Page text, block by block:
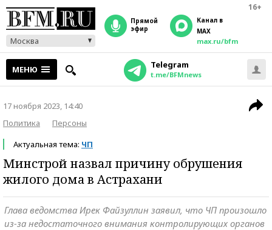
16+
Москва
прямой
эфир
Канал в
MAX
max.ru/bfm
МЕНЮ Telegram
t.me/BFMnews
17 ноября 2023, 14:40
Политика
Персоны
Актуальная тема: ЧП
Минстрой назвал причину обрушения
жилого дома в Астрахани
Глава ведомства Ирек Файзуллин заявил, что ЧП произошло
из-за недостаточного внимания контролирующих органов